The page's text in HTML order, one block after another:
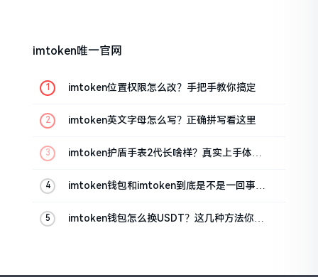
imtoken唯一官网
imtoken位置权限怎么改？手把手教你搞定
imtoken英文字母怎么写？正确拼写看这里
imtoken护盾手表2代长啥样？真实上手体验
imtoken钱包和imtoken到底是不是一回事？
imtoken钱包怎么换USDT？这几种方法你得